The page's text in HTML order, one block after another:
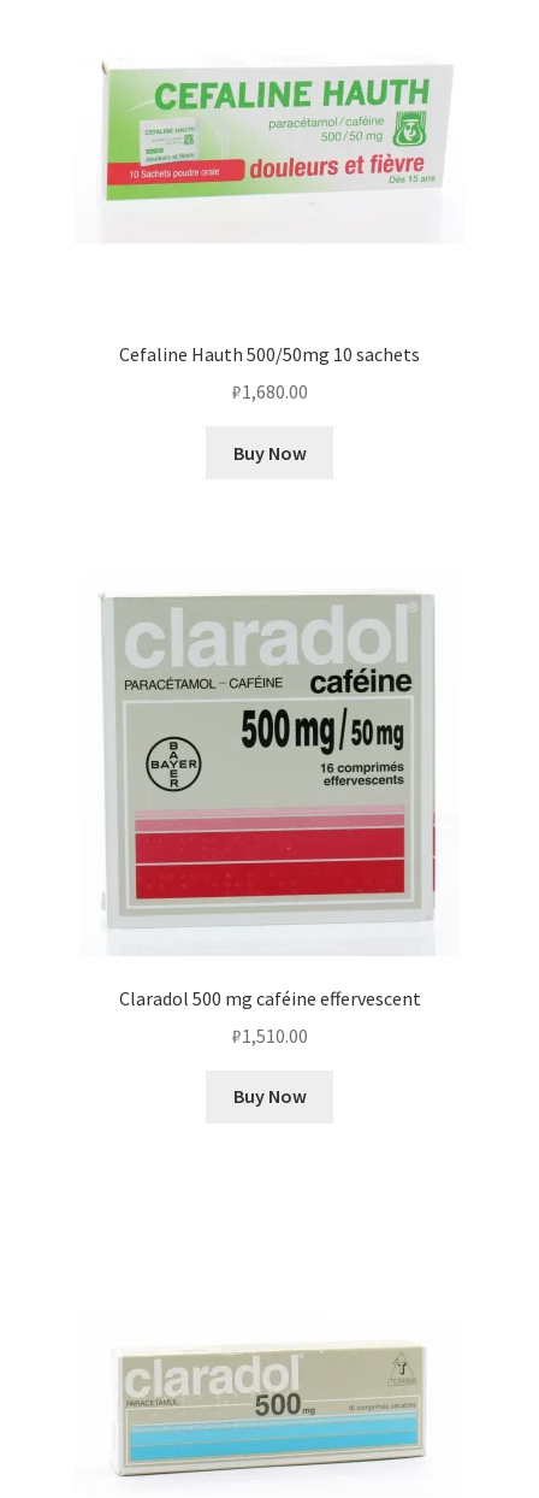
Cefaline Hauth 500/50mg 10 sachets
₽1,680.00
Buy Now
Claradol 500 mg caféine effervescent
₽1,510.00
Buy Now